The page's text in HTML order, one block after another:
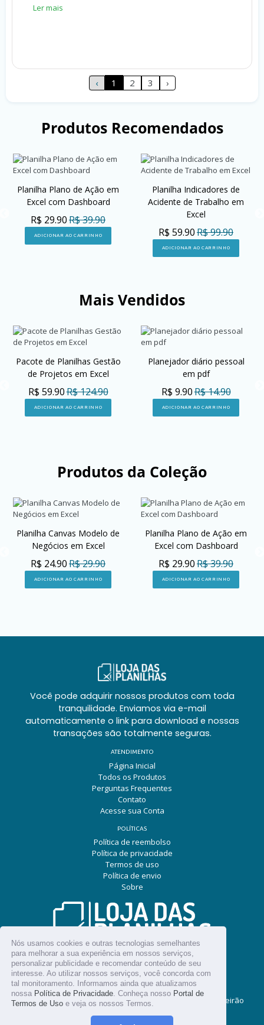
Nós usamos cookies e outras tecnologias semelhantes
para melhorar a sua experiência em nossos serviços,
personalizar publicidade e recomendar conteúdo de seu
interesse. Ao utilizar nossos serviços, você concorda com
tal monitoramento. Informamos ainda que atualizamos
nossa Política de Privacidade . Conheça nosso Portal de
Termos de Uso e veja os nossos Termos.
Ler mais
‹ 1 2 3 ›
Produtos Recomendados
Planilha Plano de Ação em
Excel com Dashboard
R$ 29.90R$ 39.90
ADICIONAR AO CARRINHO
Planilha Indicadores de
Acidente de Trabalho em
Excel
R$ 59.90R$ 99.90
ADICIONAR AO CARRINHO
Mais Vendidos
Pacote de Planilhas Gestão
de Projetos em Excel
R$ 59.90R$ 124.90
ADICIONAR AO CARRINHO
Planejador diário pessoal
em pdf
R$ 9.90R$ 14.90
ADICIONAR AO CARRINHO
Produtos da Coleção
Planilha Canvas Modelo de
Negócios em Excel
R$ 24.90R$ 29.90
ADICIONAR AO CARRINHO
Planilha Plano de Ação em
Excel com Dashboard
R$ 29.90R$ 39.90
ADICIONAR AO CARRINHO
Você pode adquirir nossos produtos com toda
tranquilidade. Enviamos via e-mail
automaticamente o link para download e nossas
transações são totalmente seguras.
ATENDIMENTO
Página Inicial
Todos os Produtos
Perguntas Frequentes
Contato
Acesse sua Conta
POLÍTICAS
Política de reembolso
Política de privacidade
Termos de uso
Política de envio
Sobre
SIGA NAS REDES SOCIAIS
Facebook
Pinterest
Instagram
Snapchat
YouTube
© 2026 LOJA DAS PLANILHAS - CNPJ: 37.863.199/0001-91 Ribeirão